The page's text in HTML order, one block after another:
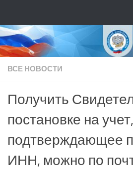
ВСЕ НОВОСТИ
Получить
постановке на учет,
подтверждающее
ИНН, можно по